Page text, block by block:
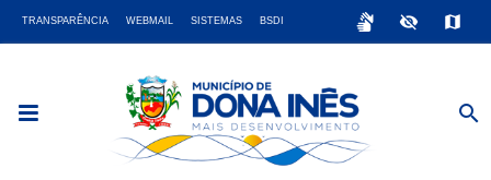
TRANSPARÊNCIA WEBMAIL SISTEMAS BSDI sign_language visibility_off map
search